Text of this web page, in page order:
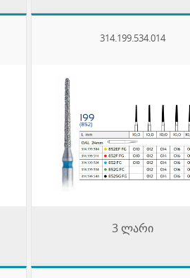
314.199.534.014
3 ლარი